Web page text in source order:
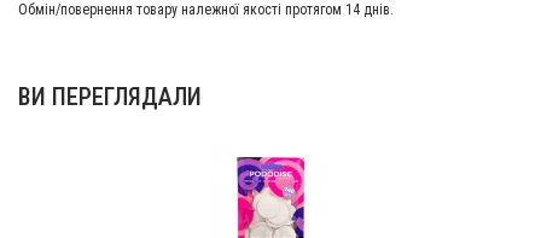
Обмін/повернення товару належної якості протягом 14 днів.
ВИ ПЕРЕГЛЯДАЛИ